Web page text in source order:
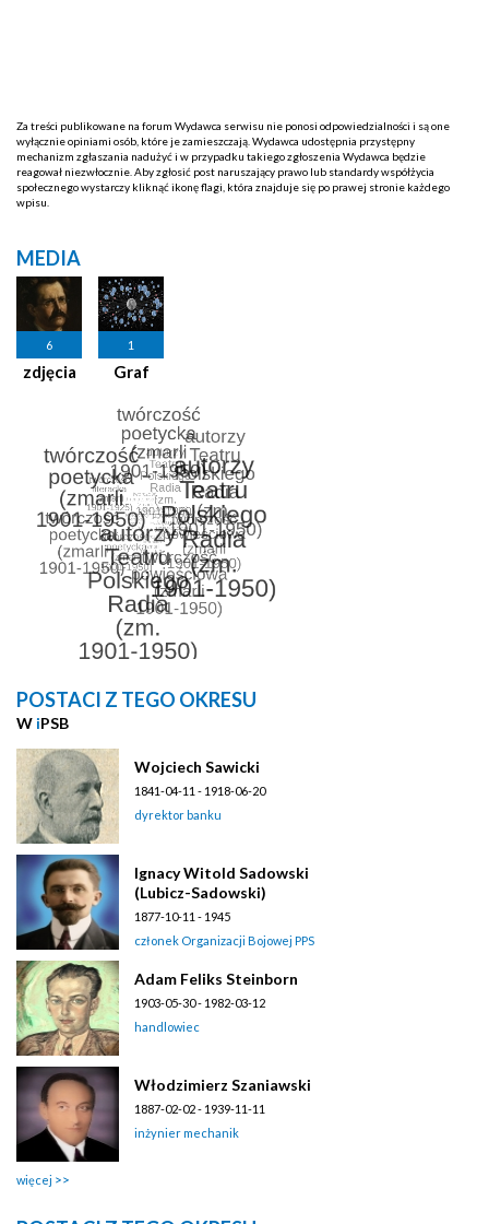
Za treści publikowane na forum Wydawca serwisu nie ponosi odpowiedzialności i są one
wyłącznie opiniami osób, które je zamieszczają. Wydawca udostępnia przystępny
mechanizm zgłaszania nadużyć i w przypadku takiego zgłoszenia Wydawca będzie
reagował niezwłocznie. Aby zgłosić post naruszający prawo lub standardy współżycia
społecznego wystarczy kliknąć ikonę flagi, która znajduje się po prawej stronie każdego
wpisu.
MEDIA
6
zdjęcia
1
Graf
POSTACI Z TEGO OKRESU
W iPSB
Wojciech Sawicki
1841-04-11 - 1918-06-20
dyrektor banku
Ignacy Witold Sadowski
(Lubicz-Sadowski)
1877-10-11 - 1945
członek Organizacji Bojowej PPS
Adam Feliks Steinborn
1903-05-30 - 1982-03-12
handlowiec
Włodzimierz Szaniawski
1887-02-02 - 1939-11-11
inżynier mechanik
więcej